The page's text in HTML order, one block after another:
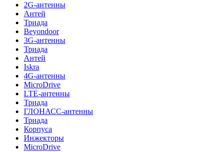
2G-антенны
Антей
Триада
Beyondoor
3G-антенны
Триада
Антей
Iskra
4G-антенны
MicroDrive
LTE-антенны
Триада
ГЛОНАСС-антенны
Триада
Корпуса
Инжекторы
MicroDrive